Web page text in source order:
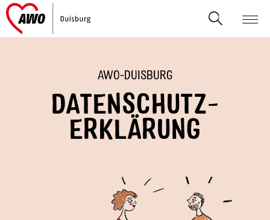
AWO-DUISBURG
DATENSCHUTZ-
ERKLÄRUNG